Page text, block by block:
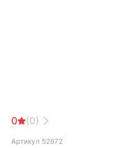
0 (0)
Артикул 52672